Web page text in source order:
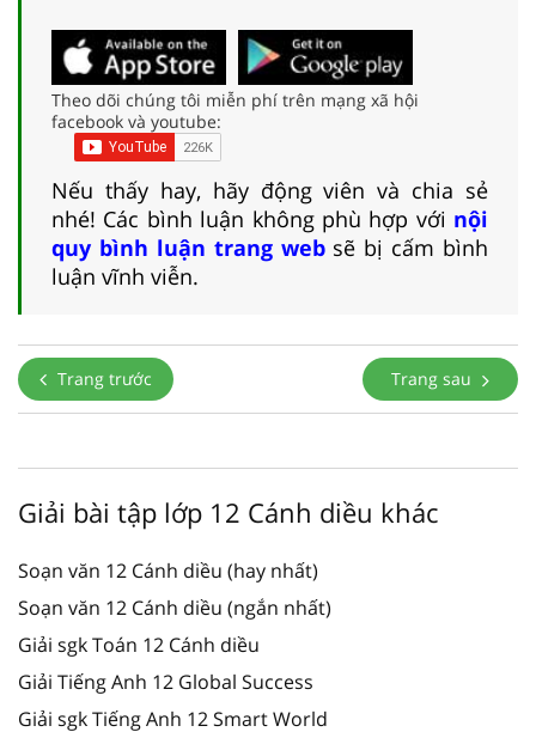
Theo dõi chúng tôi miễn phí trên mạng xã hội
facebook và youtube:
Nếu thấy hay, hãy động viên và chia sẻ
nhé! Các bình luận không phù hợp với nội
quy bình luận trang websẽ bị cấm bình
luận vĩnh viễn.
Trang trước Trang sau
Giải bài tập lớp 12 Cánh diều khác
Soạn văn 12 Cánh diều (hay nhất)
Soạn văn 12 Cánh diều (ngắn nhất)
Giải sgk Toán 12 Cánh diều
Giải Tiếng Anh 12 Global Success
Giải sgk Tiếng Anh 12 Smart World